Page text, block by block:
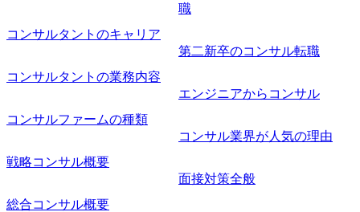
コンサルタントのキャリア
コンサルタントの業務内容
コンサルファームの種類
戦略コンサル概要
総合コンサル概要
職
第二新卒のコンサル転職
エンジニアからコンサル
コンサル業界が人気の理由
面接対策全般